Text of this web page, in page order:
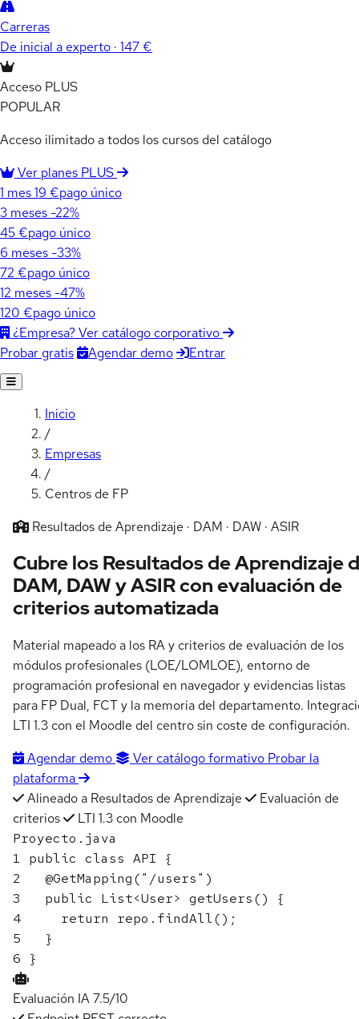
Carreras
De inicial a experto · 147 €
Acceso PLUS
POPULAR
Acceso ilimitado a todos los cursos del catálogo
Ver planes PLUS
1 mes19 €pago único
3 meses -22%
45 €pago único
6 meses -33%
72 €pago único
12 meses -47%
120 €pago único
¿Empresa? Ver catálogo corporativo
Probar gratis
Agendar demo Entrar
Inicio
/
Empresas
/
Centros de FP
Resultados de Aprendizaje · DAM · DAW · ASIR
Cubre los Resultados de Aprendizaje
DAM, DAW y ASIR conevaluación de
criterios automatizada
Material mapeado a los RA y criterios de evaluación de los
módulos profesionales (LOE/LOMLOE), entorno de
programación profesional en navegador y evidencias listas
para FP Dual, FCT y la memoria del departamento.
LTI 1.3 con el Moodle del centro sin coste de configuración.
Agendar demo
Ver catálogo formativo Probar la
plataforma
Alineado a Resultados de Aprendizaje
Evaluación de
criterios
LTI 1.3 con Moodle
Proyecto.java
1
public class API
{
2
@GetMapping("/users" )
3
public List<User> getUsers() {
4
return repo . findAll();
5
}
6
}
Evaluación IA7.5/10